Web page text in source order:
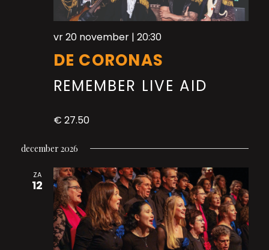
vr 20 november | 20:30
DE CORONAS
REMEMBER LIVE AID
€ 27.50
december 2026
ZA
12